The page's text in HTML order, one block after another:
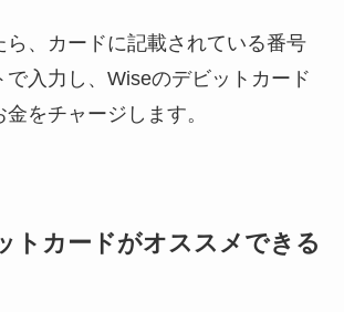
ら、カードに記載されている番号
で入力し、Wiseのデビットカード
をチャージします。
トカードがオススメできる